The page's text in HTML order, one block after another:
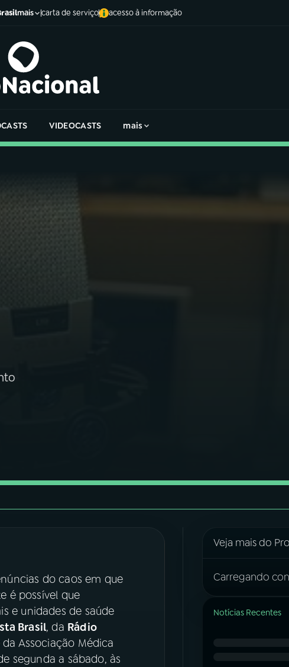
mais carta de serviço acesso à informação
VIDEOCASTS mais
do caos em que
é possível que
e unidades de saúde
Brasil, da Rádio
Associação Médica
segunda a sábado, às
Veja mais do
Carregando
Notícias Recentes